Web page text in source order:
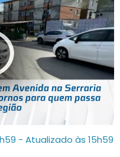
- Atualizado às 15h59